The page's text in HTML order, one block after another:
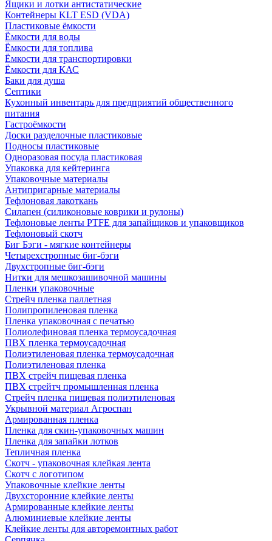
Ящики и лотки антистатические
Контейнеры KLT ESD (VDA)
Пластиковые ёмкости
Ёмкости для воды
Ёмкости для топлива
Ёмкости для транспортировки
Ёмкости для КАС
Баки для душа
Септики
Кухонный инвентарь для предприятий общественного
питания
Гастроёмкости
Доски разделочные пластиковые
Подносы пластиковые
Одноразовая посуда пластиковая
Упаковка для кейтеринга
Упаковочные материалы
Антипригарные материалы
Тефлоновая лакоткань
Силапен (силиконовые коврики и рулоны)
Тефлоновые ленты PTFE для запайщиков и упаковщиков
Тефлоновый скотч
Биг Бэги - мягкие контейнеры
Четырехстропные биг-бэги
Двухстропные биг-бэги
Нитки для мешкозашивочной машины
Пленки упаковочные
Стрейч пленка паллетная
Полипропиленовая пленка
Пленка упаковочная с печатью
Полиолефиновая пленка термоусадочная
ПВХ пленка термоусадочная
Полиэтиленовая пленка термоусадочная
Полиэтиленовая пленка
ПВХ стрейч пищевая пленка
ПВХ стрейтч промышленная пленка
Стрейч пленка пищевая полиэтиленовая
Укрывной материал Агроспан
Армированная пленка
Пленка для скин-упаковочных машин
Пленка для запайки лотков
Тепличная пленка
Скотч - упаковочная клейкая лента
Скотч с логотипом
Упаковочные клейкие ленты
Двухсторонние клейкие ленты
Армированные клейкие ленты
Алюминиевые клейкие ленты
Клейкие ленты для авторемонтных работ